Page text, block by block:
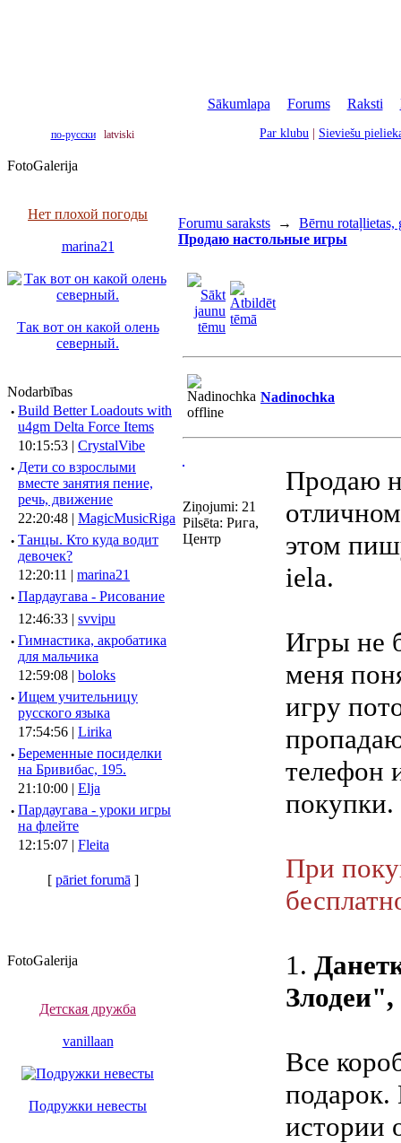
Sākumlapa Forums| Raksti
по-русски latviski Par klubu Sieviešu
FotoGalerija
Нет плохой погоды
marina21
Так вот он какой олень
северный.
Nodarbības
· Build Better Loadouts with
u4gm Delta Force Items
10:15:53 | CrystalVibe
· Дети со взрослыми
вместе занятия пение,
речь, движение
22:20:48 | MagicMusicRiga
· Танцы. Кто куда водит
девочек?
12:20:11 | marina21
· Пардаугава - Рисование
12:46:33 | svvipu
· Гимнастика, акробатика
для мальчика
12:59:08 | boloks
· Ищем учительницу
русского языка
17:54:56 | Lirika
· Беременные посиделки
на Бривибас, 195.
21:10:00 | Elja
· Пардаугава - уроки игры
на флейте
12:15:07 | Fleita
[ pāriet forumā ]
FotoGalerija
Детская дружба
vanillaan
Подружки невесты
Forumu saraksts → Bērnu rotaļlietas,
Продаю настольные игры
Nadinochka
Ziņojumi: 21
Pilsēta: Рига,
Центр
Продаю
этом
iela.
Игры не
меня
игру
телефон
покупки.
При
1.
Все
подарок.
истории